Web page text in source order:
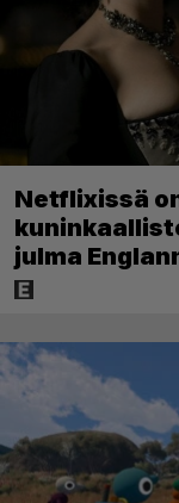
Netflixissä
julma